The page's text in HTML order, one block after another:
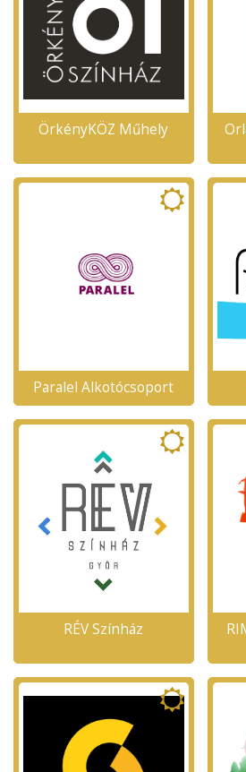
ÖrkényKÖZ Műhely
Paralel Alkotócsoport
RÉV Színház